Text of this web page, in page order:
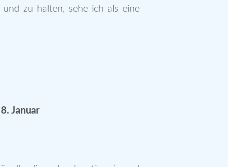
zu halten, sehe ich als eine
Januar